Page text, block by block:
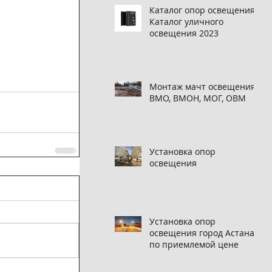
Каталог опор освещения,
Каталог уличного
освещения 2023
Монтаж мачт освещения
ВМО, ВМОН, МОГ, ОВМ
Установка опор
освещения
Установка опор
освещения город Астана
по приемлемой цене